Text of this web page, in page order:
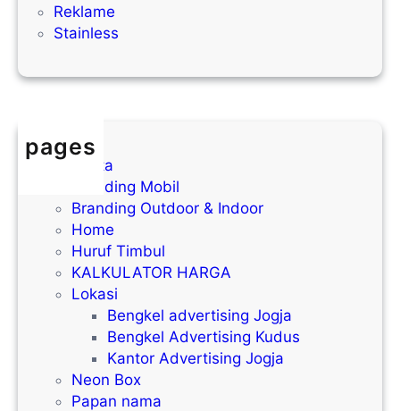
Reklame
Stainless
pages
Berita
Branding Mobil
Branding Outdoor & Indoor
Home
Huruf Timbul
KALKULATOR HARGA
Lokasi
Bengkel advertising Jogja
Bengkel Advertising Kudus
Kantor Advertising Jogja
Neon Box
Papan nama